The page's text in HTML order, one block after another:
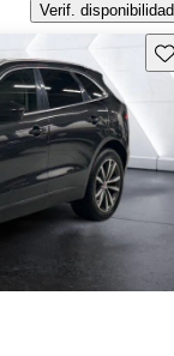
Verif. disponibilidad